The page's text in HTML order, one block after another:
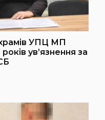
УПЦ МП
ув’язнення за